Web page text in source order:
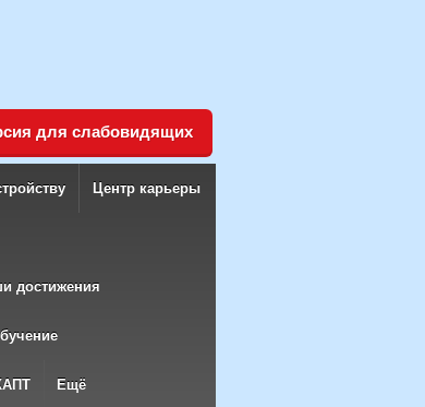
для слабовидящих
Центр карьеры
достижения
Ещё